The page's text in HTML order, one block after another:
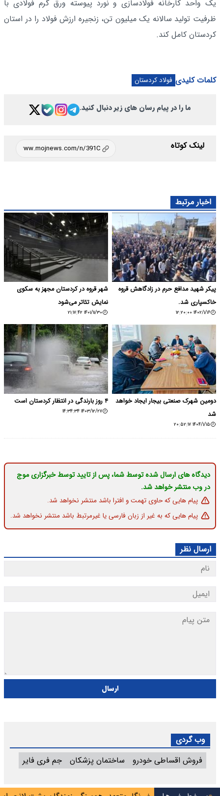
یک واحد کارخانه فولادسازی و نورد پیوسته ورق گرم فولادی با
ظرفیت تولید سالانه یک میلیون تن، زنجیره ارزش فولاد را در استان
کردستان کامل کند.
کلمات کلیدی فولاد کردستان
ما را در پیام رسان های زیر دنبال کنید.
لینک کوتاه
اخبار مرتبط
پیکر شهید مدافع حرم در زادگاهش قروه
خاکسپاری شد.
۱۴۰۲/۱/۱۶ ۱۲:۲۰:۰۰
شهر قروه در کردستان مجهز به سکوی
نمایش تئاتر می‌شود
۱۴۰۱/۱۱/۳۰ ۲۱:۱۷:۴۲
دومین شهرک صنعتی بیجار ایجاد خواهد
شد
۱۴۰۴/۱/۱۵ ۲۰:۵۲:۱۷
۴ روز بارندگی در انتظار کردستان است
۱۴۰۳/۱۲/۲۷ ۱۴:۳۴:۳۴
دیدگاه های ارسال شده توسط شما، پس از تایید توسط خبرگزاری موج
در وب منتشر خواهد شد.
پیام هایی که حاوی تهمت و افترا باشد منتشر نخواهد شد.
پیام هایی که به غیر از زبان فارسی یا غیرمرتبط باشد منتشر نخواهد شد.
ارسال نظر
ارسال
وب گردی
فروش اقساطی خودرو
ساختمان پزشکان جم فری فایر